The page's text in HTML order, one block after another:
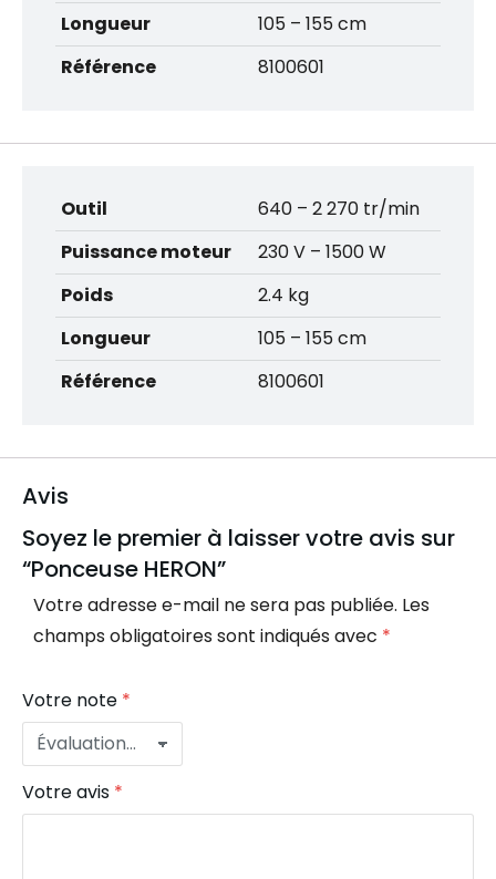
Longueur
105 – 155 cm
Référence
8100601
Outil
640 – 2 270 tr/min
Puissance moteur
230 V – 1500 W
Poids
2.4 kg
Longueur
105 – 155 cm
Référence
8100601
Avis
Soyez le premier à laisser votre avis sur
“Ponceuse HERON”
Votre adresse e-mail ne sera pas publiée. Les
champs obligatoires sont indiqués avec *
Votre note *
Votre avis *